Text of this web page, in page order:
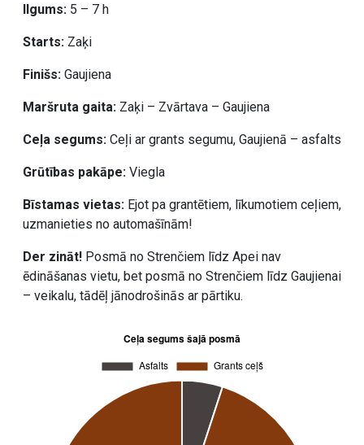
Ilgums: 5 – 7 h
Starts: Zaķi
Finišs: Gaujiena
Maršruta gaita: Zaķi – Zvārtava – Gaujiena
Ceļa segums: Ceļi ar grants segumu, Gaujienā – asfalts
Grūtības pakāpe: Viegla
Bīstamas vietas: Ejot pa grantētiem, līkumotiem ceļiem,
uzmanieties no automašīnām!
Der zināt! Posmā no Strenčiem līdz Apei nav
ēdināšanas vietu, bet posmā no Strenčiem līdz Gaujienai
– veikalu, tādēļ jānodrošinās ar pārtiku.